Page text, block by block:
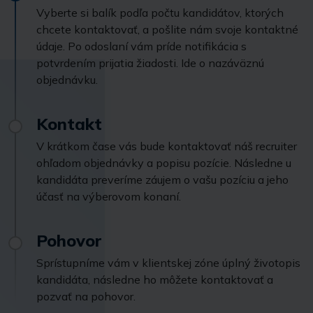
Vyberte si balík podľa počtu kandidátov, ktorých
chcete kontaktovať, a pošlite nám svoje kontaktné
údaje. Po odoslaní vám príde notifikácia s
potvrdením prijatia žiadosti. Ide o nazáväznú
objednávku.
Kontakt
V krátkom čase vás bude kontaktovať náš recruiter
ohľadom objednávky a popisu pozície. Následne u
kandidáta preveríme záujem o vašu pozíciu a jeho
účasť na výberovom konaní.
Pohovor
Sprístupníme vám v klientskej zóne úplný životopis
kandidáta, následne ho môžete kontaktovať a
pozvať na pohovor.